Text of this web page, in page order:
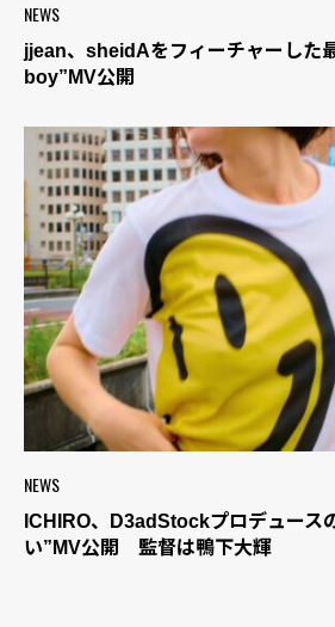
NEWS
jjean、sheidAをフィーチャーした
boy”MV公開
NEWS
ICHIRO、D3adStockプロデュース
い”MV公開 監督は鴨下大輝